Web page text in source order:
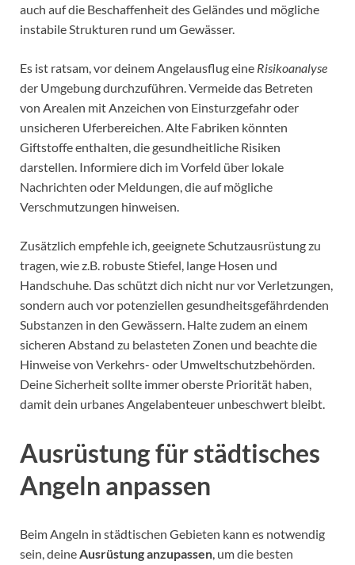
auch auf die Beschaffenheit des Geländes und mögliche
instabile Strukturen rund um Gewässer.
Es ist ratsam, vor deinem Angelausflug eine Risikoanalyse
der Umgebung durchzuführen. Vermeide das Betreten
von Arealen mit Anzeichen von Einsturzgefahr oder
unsicheren Uferbereichen. Alte Fabriken könnten
Giftstoffe enthalten, die gesundheitliche Risiken
darstellen. Informiere dich im Vorfeld über lokale
Nachrichten oder Meldungen, die auf mögliche
Verschmutzungen hinweisen.
Zusätzlich empfehle ich, geeignete Schutzausrüstung zu
tragen, wie z.B. robuste Stiefel, lange Hosen und
Handschuhe. Das schützt dich nicht nur vor Verletzungen,
sondern auch vor potenziellen gesundheitsgefährdenden
Substanzen in den Gewässern. Halte zudem an einem
sicheren Abstand zu belasteten Zonen und beachte die
Hinweise von Verkehrs- oder Umweltschutzbehörden.
Deine Sicherheit sollte immer oberste Priorität haben,
damit dein urbanes Angelabenteuer unbeschwert bleibt.
Ausrüstung für städtisches
Angeln anpassen
Beim Angeln in städtischen Gebieten kann es notwendig
sein, deineAusrüstung anzupassen, um die besten